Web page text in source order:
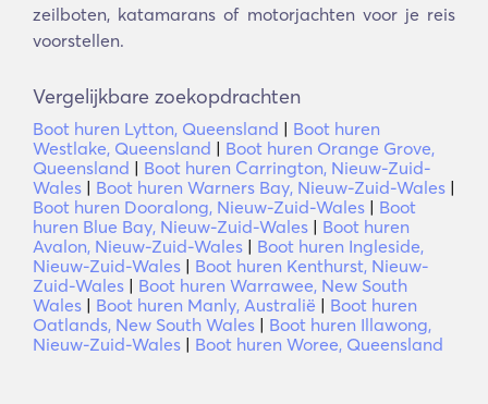
zeilboten, katamarans of motorjachten voor je reis
voorstellen.
Vergelijkbare zoekopdrachten
Boot huren Lytton, Queensland | Boot huren
Westlake, Queensland | Boot huren Orange Grove,
Queensland | Boot huren Carrington, Nieuw-Zuid-
Wales | Boot huren Warners Bay, Nieuw-Zuid-Wales |
Boot huren Dooralong, Nieuw-Zuid-Wales | Boot
huren Blue Bay, Nieuw-Zuid-Wales | Boot huren
Avalon, Nieuw-Zuid-Wales | Boot huren Ingleside,
Nieuw-Zuid-Wales | Boot huren Kenthurst, Nieuw-
Zuid-Wales | Boot huren Warrawee, New South
Wales | Boot huren Manly, Australië | Boot huren
Oatlands, New South Wales | Boot huren Illawong,
Nieuw-Zuid-Wales | Boot huren Woree, Queensland